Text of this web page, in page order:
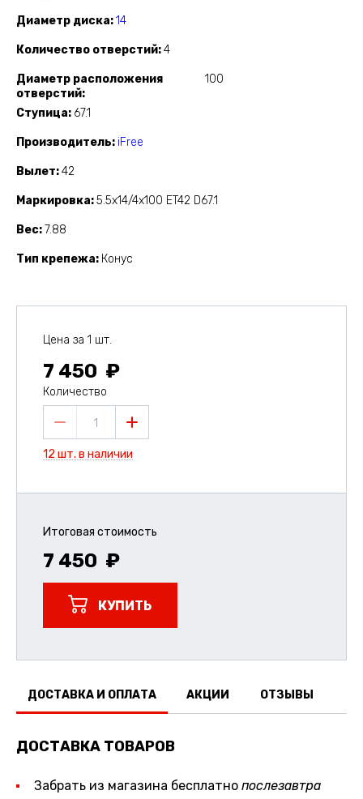
Диаметр диска 14
Количество отверстий 4
Диаметр расположения
отверстий
100
Ступица 67.1
Производитель iFree
Вылет 42
Маркировка 5.5x14/4x100 ET42 D67.1
Вес 7.88
Тип крепежа Конус
Цена за 1 шт.
7 450
Количество
1
12 шт. в наличии
Итоговая стоимость
7 450
КУПИТЬ
ДОСТАВКА И ОПЛАТА АКЦИИ ОТЗЫВЫ
ДОСТАВКА ТОВАРОВ
Забрать из магазина бесплатно послезавтра